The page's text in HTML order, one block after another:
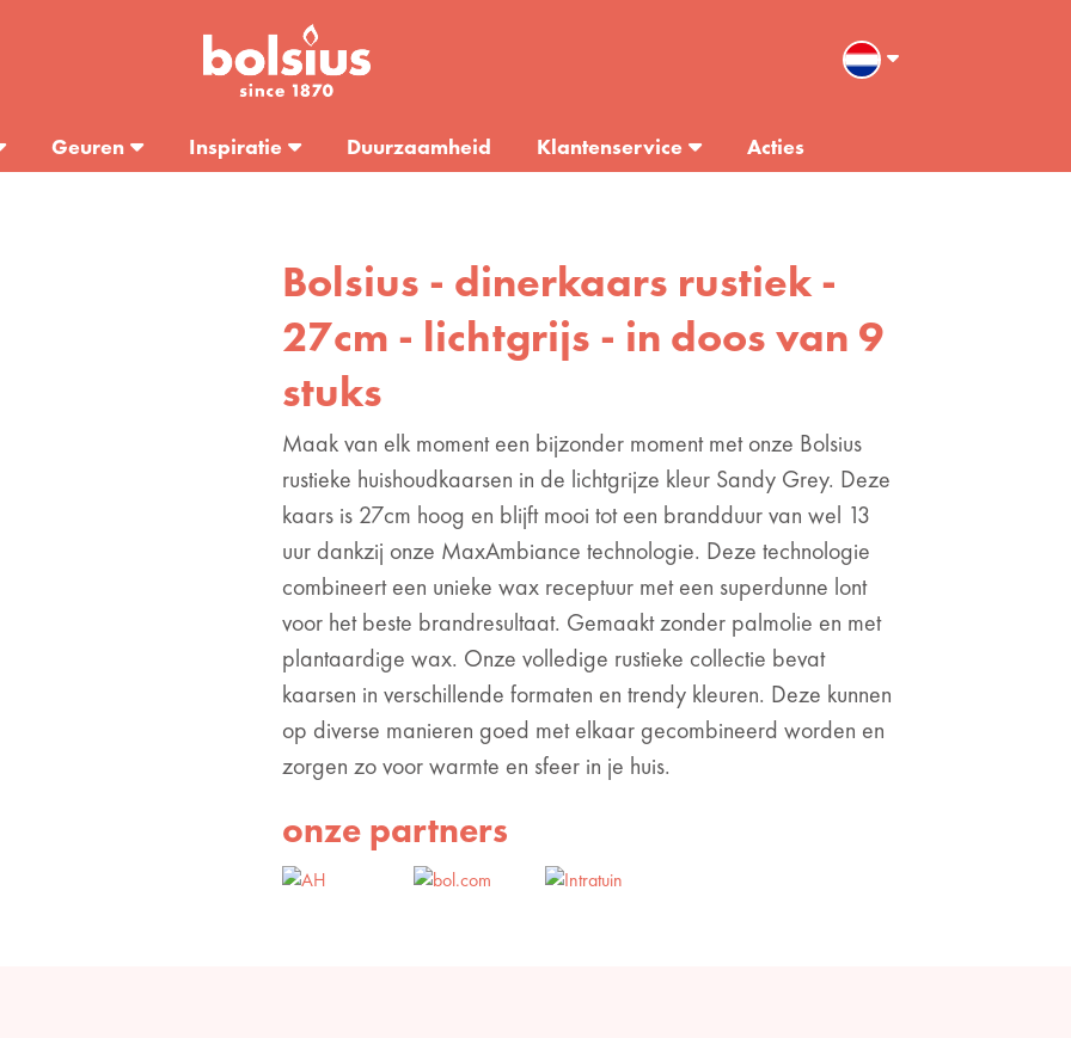
Geuren Inspiratie Duurzaamheid Klantenservice Acties
Bolsius - dinerkaars rustiek -
27cm - lichtgrijs - in doos van 9
stuks
Maak van elk moment een bijzonder moment met onze Bolsius
rustieke huishoudkaarsen in de lichtgrijze kleur Sandy Grey. Deze
kaars is 27cm hoog en blijft mooi tot een brandduur van wel 13
uur dankzij onze MaxAmbiance technologie. Deze technologie
combineert een unieke wax receptuur met een superdunne lont
voor het beste brandresultaat. Gemaakt zonder palmolie en met
plantaardige wax. Onze volledige rustieke collectie bevat
kaarsen in verschillende formaten en trendy kleuren. Deze kunnen
op diverse manieren goed met elkaar gecombineerd worden en
zorgen zo voor warmte en sfeer in je huis.
onze partners